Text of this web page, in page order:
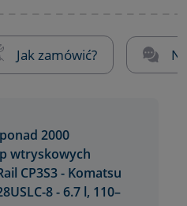
Jak zamówić?
2000
wtryskowych
CP3S3 - Komatsu
8 - 6.7 l, 110–